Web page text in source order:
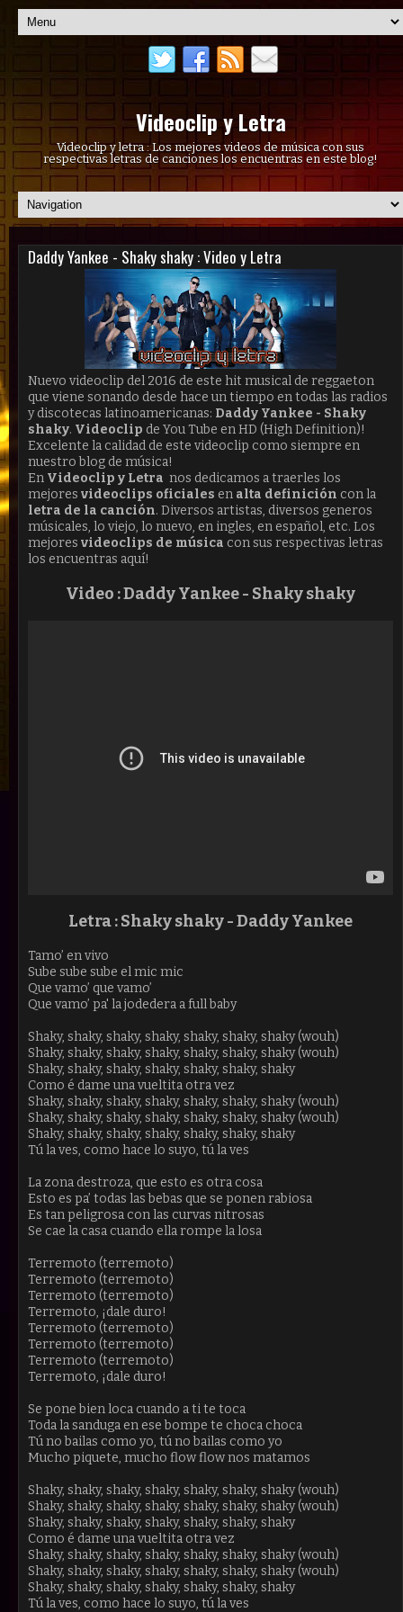
Videoclip y Letra
Videoclip y letra : Los mejores videos de música con sus
respectivas letras de canciones los encuentras en este blog!
Daddy Yankee - Shaky shaky : Video y Letra
Nuevo videoclip del 2016 de este hit musical de reggaeton
que viene sonando desde hace un tiempo en todas las radios
y discotecas latinoamericanas: Daddy Yankee - Shaky
shaky. Videoclip de You Tube en HD (High Definition)!
Excelente la calidad de este videoclip como siempre en
nuestro blog de música!
En Videoclip y Letra nos dedicamos a traerles los
mejores videoclips oficiales en alta definición con la
letra de la canción. Diversos artistas, diversos generos
músicales, lo viejo, lo nuevo, en ingles, en español, etc. Los
mejores videoclips de música con sus respectivas letras
los encuentras aquí!
Video : Daddy Yankee - Shaky shaky
Letra : Shaky shaky -Daddy Yankee
Tamo’ en vivo
Sube sube sube el mic mic
Que vamo’ que vamo’
Que vamo’ pa' la jodedera a full baby
Shaky, shaky, shaky, shaky, shaky, shaky, shaky (wouh)
Shaky, shaky, shaky, shaky, shaky, shaky, shaky (wouh)
Shaky, shaky, shaky, shaky, shaky, shaky, shaky
Como é dame una vueltita otra vez
Shaky, shaky, shaky, shaky, shaky, shaky, shaky (wouh)
Shaky, shaky, shaky, shaky, shaky, shaky, shaky (wouh)
Shaky, shaky, shaky, shaky, shaky, shaky, shaky
Tú la ves, como hace lo suyo, tú la ves
La zona destroza, que esto es otra cosa
Esto es pa’ todas las bebas que se ponen rabiosa
Es tan peligrosa con las curvas nitrosas
Se cae la casa cuando ella rompe la losa
Terremoto (terremoto)
Terremoto (terremoto)
Terremoto (terremoto)
Terremoto, ¡dale duro!
Terremoto (terremoto)
Terremoto (terremoto)
Terremoto (terremoto)
Terremoto, ¡dale duro!
Se pone bien loca cuando a ti te toca
Toda la sanduga en ese bompe te choca choca
Tú no bailas como yo, tú no bailas como yo
Mucho piquete, mucho flow flow nos matamos
Shaky, shaky, shaky, shaky, shaky, shaky, shaky (wouh)
Shaky, shaky, shaky, shaky, shaky, shaky, shaky (wouh)
Shaky, shaky, shaky, shaky, shaky, shaky, shaky
Como é dame una vueltita otra vez
Shaky, shaky, shaky, shaky, shaky, shaky, shaky (wouh)
Shaky, shaky, shaky, shaky, shaky, shaky, shaky (wouh)
Shaky, shaky, shaky, shaky, shaky, shaky, shaky
Tú la ves, como hace lo suyo, tú la ves